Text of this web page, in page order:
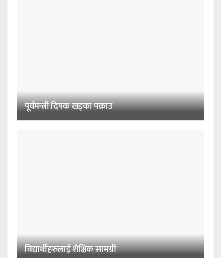
पूर्वमन्त्री दिपक खड्का पक्राउ
विद्यार्थीहरुलाई शैक्षिक सामग्री